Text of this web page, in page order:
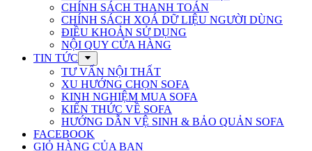
CHÍNH SÁCH THANH TOÁN
CHÍNH SÁCH XOÁ DỮ LIỆU NGƯỜI DÙNG
ĐIỀU KHOẢN SỬ DỤNG
NỘI QUY CỬA HÀNG
TIN TỨC
TƯ VẤN NỘI THẤT
XU HƯỚNG CHỌN SOFA
KINH NGHIỆM MUA SOFA
KIẾN THỨC VỀ SOFA
HƯỚNG DẪN VỆ SINH & BẢO QUẢN SOFA
FACEBOOK
GIỎ HÀNG CỦA BẠN